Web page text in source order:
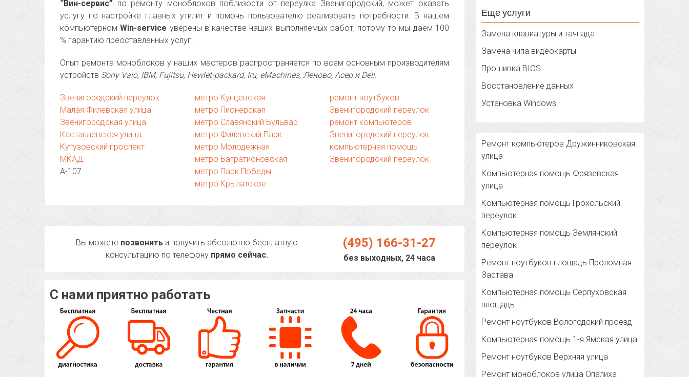
“Вин-сервис” по ремонту моноблоков поблизости от переулка Звенигородский, может оказать
услугу по настройке главных утилит и помочь пользователю реализовать потребности. В нашем
компьютерномWin-service уверены в качестве наших выполняемых работ, потому-то мы даем 100
% гарантию преоставленных услуг.
Опыт ремонта моноблоков у наших мастеров распространяется по всем основным производителям
устройств Sony Vaio, IBM, Fujitsu, Hewlet-packard, Iru, eMachines, Леново, Асер и Dell.
Звенигородский переулок
Малая Филевская улица
Звенигородская улица
Кастанаевская улица
Кутузовский проспект
МКАД
А-107
метро Кунцевская
метро Пионерская
метро Славянский Бульвар
метро Филевский Парк
метро Молодежная
метро Багратионовская
метро Парк Победы
метро Крылатское
ремонт ноутбуков
Звенигородский переулок
ремонт компьютеров
Звенигородский переулок
компьютерная помощь
Звенигородский переулок
Вы можете позвонить и получить абсолютно бесплатную
консультацию по телефону прямо сейчас.
(495) 166-31-27
без выходных, 24 часа
С нами приятно работать
Еще услуги
Замена клавиатуры и тачпада
Замена чипа видеокарты
Прошивка BIOS
Восстановление данных
Установка Windows
Ремонт компьютеров Дружинниковская
улица
Компьютерная помощь Фрязевская
улица
Компьютерная помощь Грохольский
переулок
Компьютерная помощь Землянский
переулок
Ремонт ноутбуков площадь Проломная
Застава
Компьютерная помощь Серпуховская
площадь
Ремонт ноутбуков Вологодский проезд
Компьютерная помощь 1-я Ямская улица
Ремонт ноутбуков Верхняя улица
Ремонт моноблоков улица Опалиха